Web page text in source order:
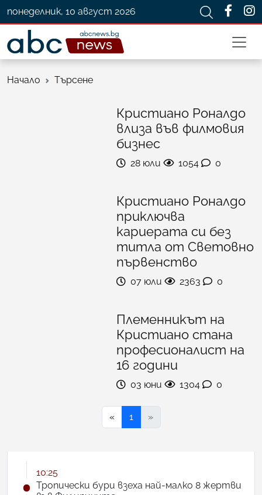
понеделник, 10 август 2026
Начало Търсене
Кристиано Роналдо
влиза във филмовия
бизнес
28 юли 1054 0
Кристиано Роналдо
приключва
кариерата си без
титла от Световно
първенство
07 юли 2363 0
Племенникът на
Кристиано стана
професионалист на
16 години
03 юни 1304 0
« 1 »
10:25
Тропически бури взеха най-малко 8 жертви